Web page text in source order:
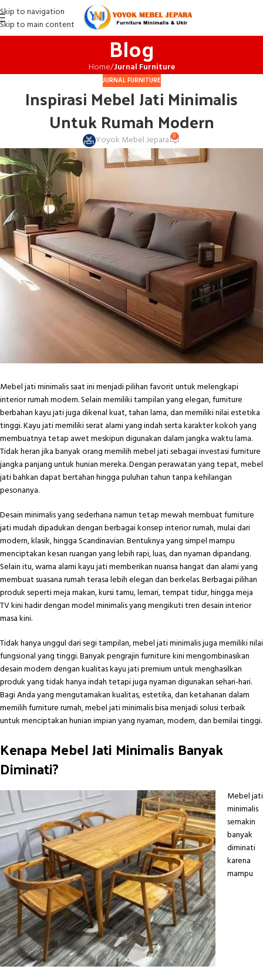
Skip to navigation
Skip to main content
Blog
Home/Jurnal Furniture
JURNAL FURNITURE
Inspirasi Mebel Jati Minimalis
Untuk Rumah Modern
Yoyok Mebel Jepara 0
Mebel jati minimalis saat ini menjadi pilihan favorit untuk melengkapi
interior rumah modern. Selain memiliki tampilan yang elegan, furniture
berbahan kayu jati juga dikenal kuat, tahan lama, dan memiliki nilai estetika
tinggi. Kayu jati memiliki serat alami yang indah serta karakter kokoh yang
membuatnya tetap awet meskipun digunakan dalam jangka waktu lama.
Tidak heran jika banyak orang memilihmebel jatisebagai investasi furniture
jangka panjang untuk hunian mereka. Dengan perawatan yang tepat, mebel
jati bahkan dapat bertahan hingga puluhan tahun tanpa kehilangan
pesonanya.
Desain minimalis yang sederhana namun tetap mewah membuat furniture
jati mudah dipadukan dengan berbagai konsep interior rumah, mulai dari
modern, klasik, hingga Scandinavian. Bentuknya yang simpel mampu
menciptakan kesan ruangan yang lebih rapi, luas, dan nyaman dipandang.
Selain itu, warna alami kayu jati memberikan nuansa hangat dan alami yang
membuat suasana rumah terasa lebih elegan dan berkelas. Berbagai pilihan
produk seperti meja makan, kursi tamu, lemari, tempat tidur, hingga meja
TV kini hadir dengan model minimalis yang mengikuti tren desain interior
masa kini.
Tidak hanya unggul dari segi tampilan, mebel jati minimalis juga memiliki nilai
fungsional yang tinggi. Banyak pengrajin furniture kini mengombinasikan
desain modern dengan kualitas kayu jati premium untuk menghasilkan
produk yang tidak hanya indah tetapi juga nyaman digunakan sehari-hari.
Bagi Anda yang mengutamakan kualitas, estetika, dan ketahanan dalam
memilih furniture rumah, mebel jati minimalis bisa menjadi solusi terbaik
untuk menciptakan hunian impian yang nyaman, modern, dan bernilai tinggi.
Kenapa Mebel Jati Minimalis Banyak
Diminati?
Mebel jati
minimalis
semakin
banyak
diminati
karena
mampu